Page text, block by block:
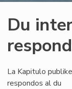
Du
La Kapitulo publike
respondos al du